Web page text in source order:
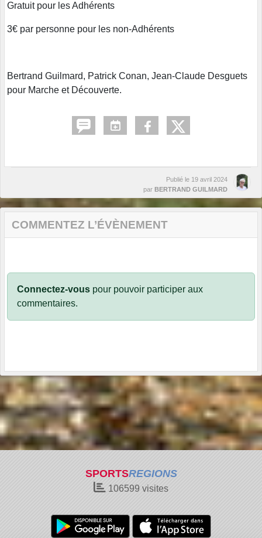
Gratuit pour les Adhérents
3€ par personne pour les non-Adhérents
Bertrand Guilmard, Patrick Conan, Jean-Claude Desguets
pour Marche et Découverte.
Publié le 19 avril 2024
par BERTRAND GUILMARD
COMMENTEZ L’ÉVÈNEMENT
Connectez-vous pour pouvoir participer aux
commentaires.
SPORTSREGIONS
106599 visites